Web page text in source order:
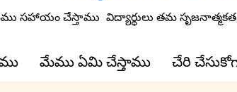
సహాయం చేస్తాము విద్యార్థులు తమ
మేము ఏమి చేస్తాము చేరి